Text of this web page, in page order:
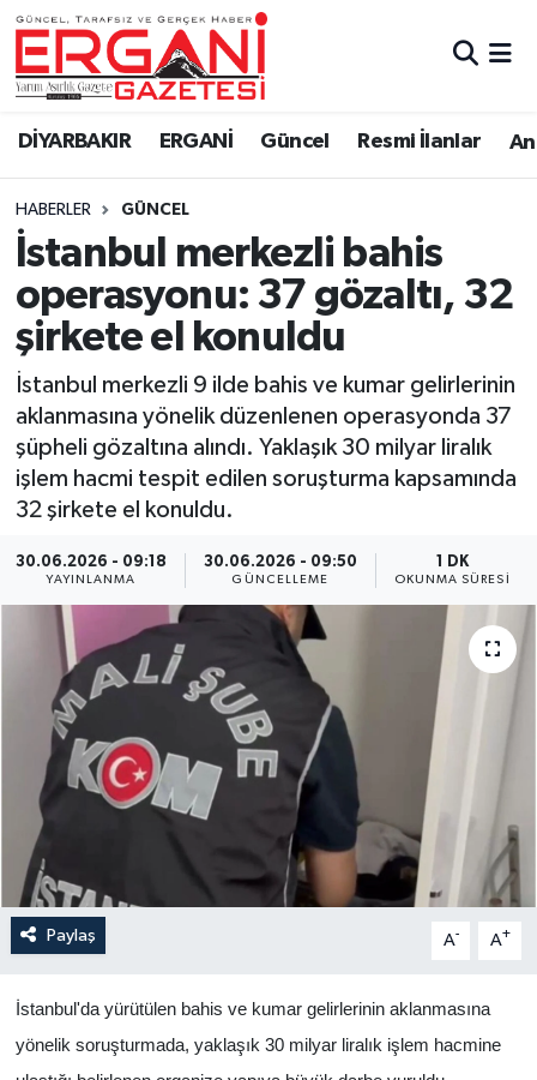
DİYARBAKIR ERGANİ Güncel Resmi İlanlar
HABERLER GÜNCEL
İstanbul merkezli bahis
operasyonu: 37 gözaltı, 32
şirkete el konuldu
İstanbul merkezli 9 ilde bahis ve kumar gelirlerinin
aklanmasına yönelik düzenlenen operasyonda 37
şüpheli gözaltına alındı. Yaklaşık 30 milyar liralık
işlem hacmi tespit edilen soruşturma kapsamında
32 şirkete el konuldu.
30.06.2026 - 09:18
YAYINLANMA
30.06.2026 - 09:50
GÜNCELLEME
1 DK
OKUNMA SÜRESI
Paylaş A- A+
İstanbul'da yürütülen bahis ve kumar gelirlerinin aklanmasına
yönelik soruşturmada, yaklaşık 30 milyar liralık işlem hacmine
DİYARBAKIR
BİSMİL
BAĞLAR
ERGANİ
Güncel
Resmi İlanlar
Sağlık
Si̇yaset
Spor
Yaşam
Anali̇z
Bi̇li̇m & Teknoloji̇
Dünya
Ergani Nöbetçi Eczaneler
Ergani Hava Durumu
Ergani Trafik Yoğunluk Haritası
Süper Lig Puan Durumu ve Fikstür
Tüm Manşetler
Son Dakika Haberleri
Haber Arşivi